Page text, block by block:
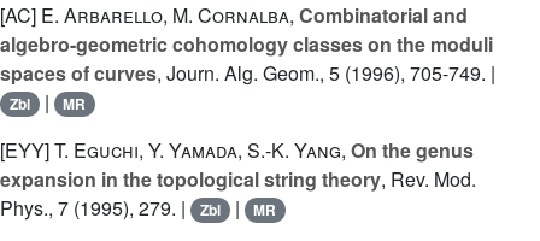
[AC] E. Arbarello, M. Cornalba, Combinatorial and
algebro-geometric cohomology classes on the moduli
spaces of curves, Journ. Alg. Geom., 5 (1996), 705-749. |
Zbl | MR
[EYY]T. Eguchi, Y. Yamada, S.-K. Yang, On the genus
expansion in the topological string theory, Rev. Mod.
Phys., 7 (1995), 279. |
Zbl | MR